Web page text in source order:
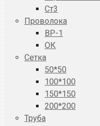
Ст3
Проволока
ВР-1
ОК
Сетка
50*50
100*100
150*150
200*200
Труба